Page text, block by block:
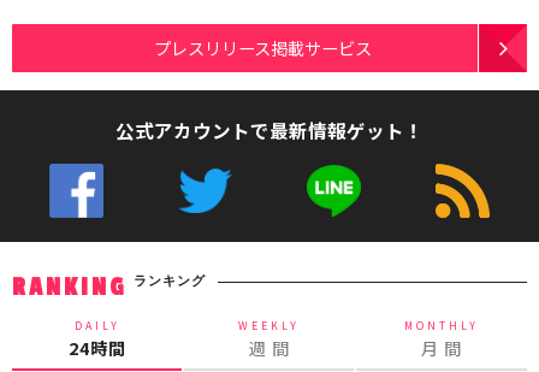
プレスリリース掲載サービス
公式アカウントで最新情報ゲット！
RANKING ランキング
DAILY
24時間
WEEKLY
週 間
MONTHLY
月 間